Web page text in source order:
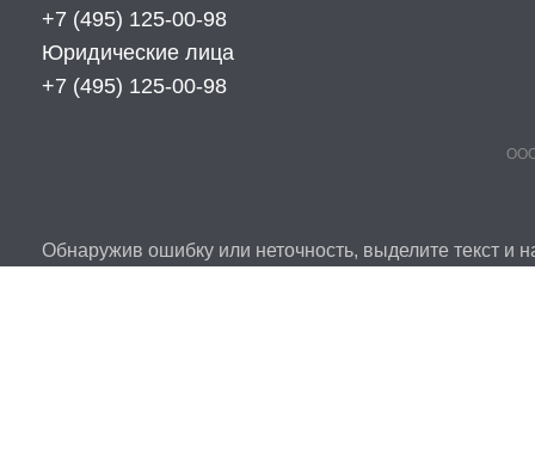
+7 (495) 125-00-98
Юридические лица
+7 (495) 125-00-98
ООО
Обнаружив ошибку или неточность, выделите текст и